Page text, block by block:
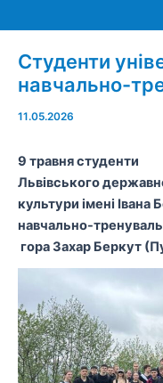
Студенти
навчально-
11.05.2026
9 травня студенти
Львівського
культури імені Івана
навчально-
гора Захар Беркут